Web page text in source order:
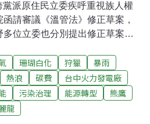
派原住民立委疾呼重視族人權
請審議《溫管法》修正草案，
位立委也分別提出修正草案，
質疑行政院版法案草案對於原住
應氣候變遷相關修法應納入原
族的權益。（中央社報導）碳
別裝睡財政部2006年提出《能
盟課徵碳關稅，台灣碳費延至
珊瑚白化 狩獵
暴雨
熱浪 碳費
台中火力發電廠
污染治理 能源轉型
熊鷹
龍